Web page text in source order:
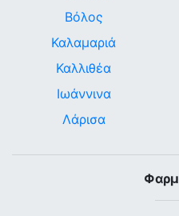
Βόλος
Καλαμαριά
Καλλιθέα
Ιωάννινα
Λάρισα